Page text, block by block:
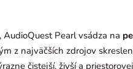
Pearl vsádza na
z najväčších zdrojov
čistejší, živší a